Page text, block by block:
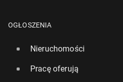
OGŁOSZENIA
Nieruchomości
Pracę oferują